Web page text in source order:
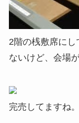
2階の桟敷席に
ないけど、会場
完売してますね